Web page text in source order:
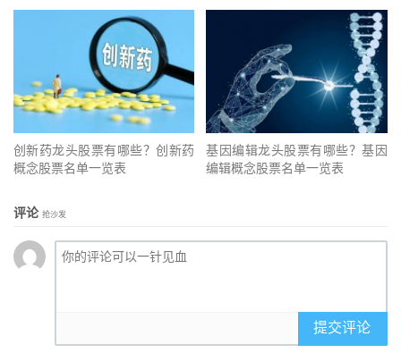
创新药龙头股票有哪些？创新药
概念股票名单一览表
基因编辑龙头股票有哪些？基因
编辑概念股票名单一览表
评论 抢沙发
提交评论